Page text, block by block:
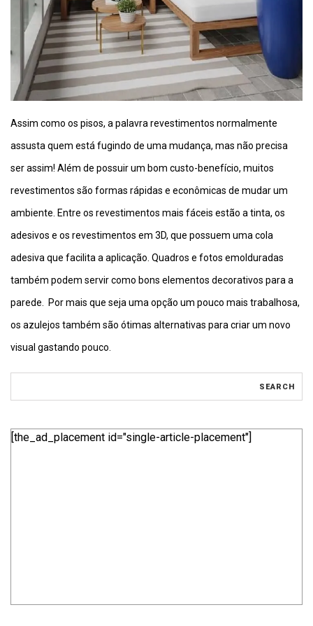
Assim como os pisos, a palavra revestimentos normalmente
assusta quem está fugindo de uma mudança, mas não precisa
ser assim! Além de possuir um bom custo-benefício, muitos
revestimentos são formas rápidas e econômicas de mudar um
ambiente. Entre os revestimentos mais fáceis estão a tinta, os
adesivos e os revestimentos em 3D, que possuem uma cola
adesiva que facilita a aplicação. Quadros e fotos emolduradas
também podem servir como bons elementos decorativos para a
parede. Por mais que seja uma opção um pouco mais trabalhosa,
os azulejos também são ótimas alternativas para criar um novo
visual gastando pouco.
[the_ad_placement id="single-article-placement"]